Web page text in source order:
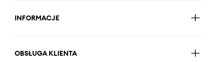
INFORMACJE
OBSŁUGA KLIENTA